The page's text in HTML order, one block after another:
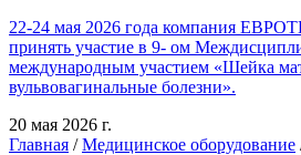
22-24 мая 2026 года компания
принять участие в 9- ом
международным участием «Шейка
вульвовагинальные болезни».
20 мая 2026 г.
Главная / Медицинское оборудование